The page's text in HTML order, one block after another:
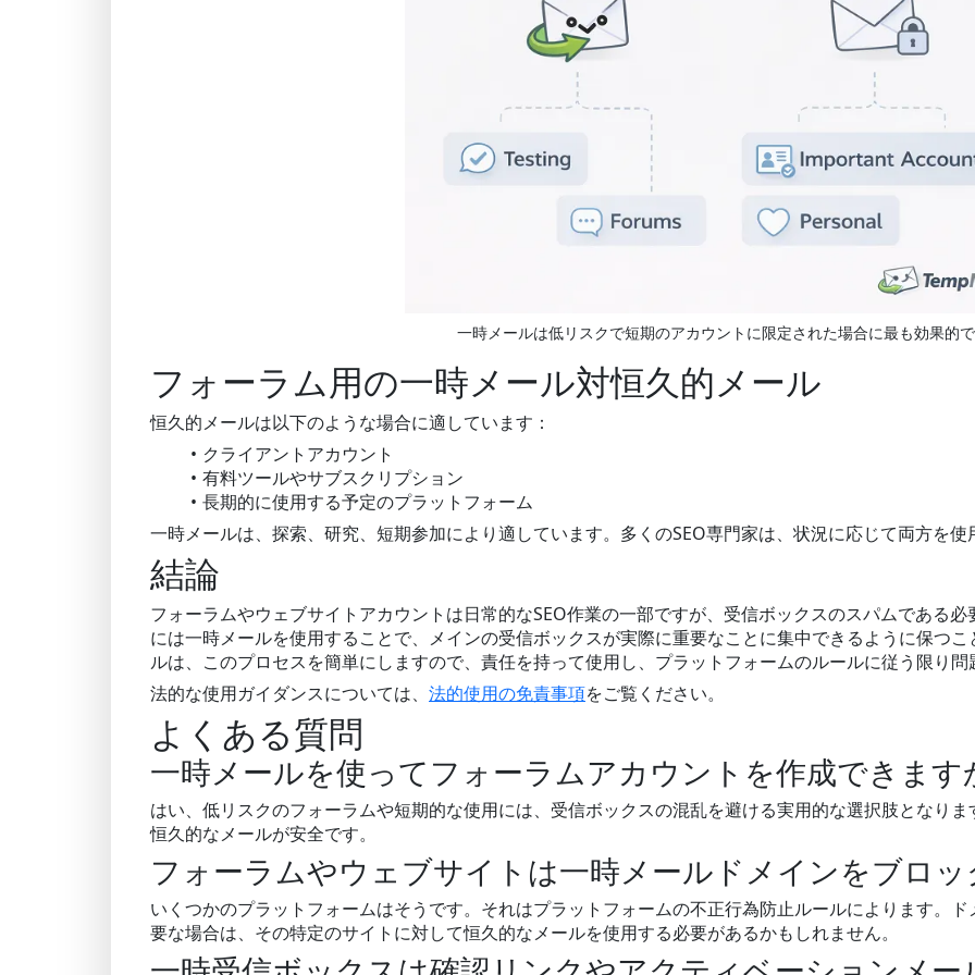
一時メールは低リスクで短期のアカウントに限定された場合に最も効果的
フォーラム用の一時メール対恒久的メール
恒久的メールは以下のような場合に適しています：
クライアントアカウント
有料ツールやサブスクリプション
長期的に使用する予定のプラットフォーム
一時メールは、探索、研究、短期参加により適しています。多くのSEO専門家は、状況に応じて両方を使
結論
フォーラムやウェブサイトアカウントは日常的なSEO作業の一部ですが、受信ボックスのスパムである
には一時メールを使用することで、メインの受信ボックスが実際に重要なことに集中できるように保つ
ルは、このプロセスを簡単にしますので、責任を持って使用し、プラットフォームのルールに従う限り
法的な使用ガイダンスについては、 法的使用の免責事項をご覧ください。
よくある質問
一時メールを使ってフォーラムアカウントを作成できます
はい、低リスクのフォーラムや短期的な使用には、受信ボックスの混乱を避ける実用的な選択肢となり
恒久的なメールが安全です。
フォーラムやウェブサイトは一時メールドメインをブロ
いくつかのプラットフォームはそうです。それはプラットフォームの不正行為防止ルールによります。
要な場合は、その特定のサイトに対して恒久的なメールを使用する必要があるかもしれません。